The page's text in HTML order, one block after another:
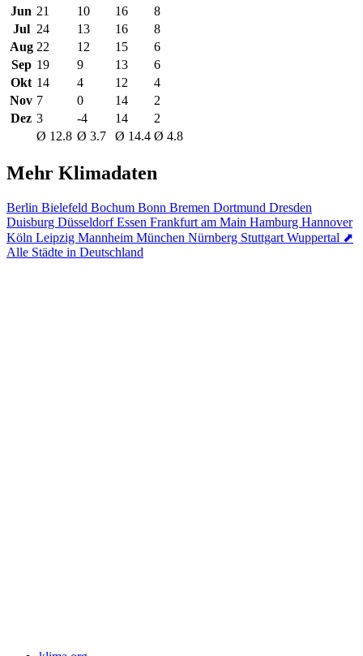
Jun 21 10 16
8
Jul 24 13 16
8
Aug 22 12 15
6
Sep 19 9 13
6
Okt 14 4 12
4
Nov 7 0 14
2
Dez 3 -4 14
2
Ø 12.8 Ø 3.7 Ø 14.4 Ø 4.8
Mehr Klimadaten
Berlin Bielefeld Bochum Bonn Bremen Dortmund Dresden
Duisburg DüsseldorfEssen Frankfurt am Main Hamburg Hannover
Köln Leipzig Mannheim München Nürnberg Stuttgart Wuppertal ⬈
Alle Städte in Deutschland